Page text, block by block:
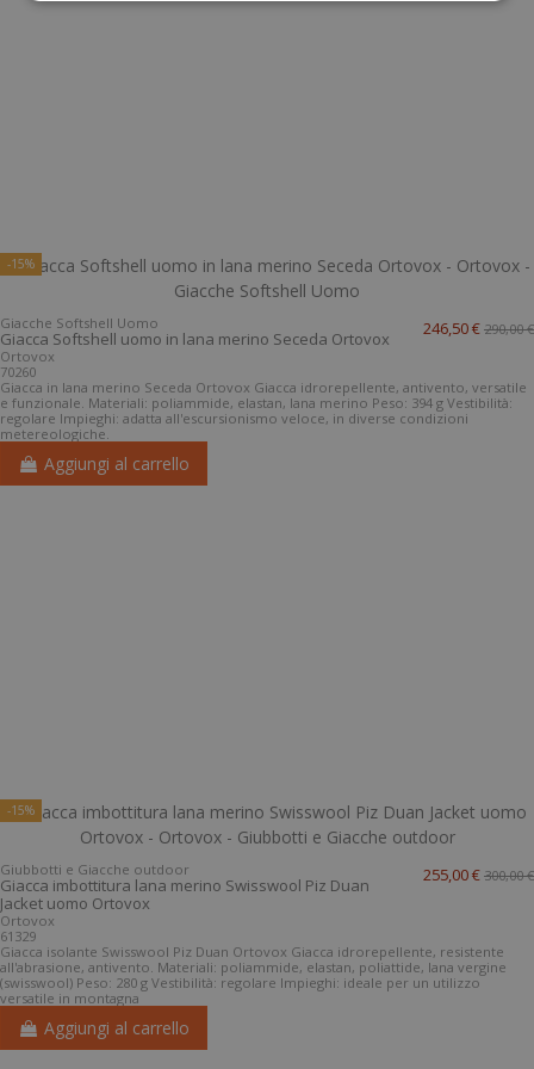
-15%
Giacche Softshell Uomo
Giacca Softshell uomo in lana merino Seceda Ortovox
Ortovox
70260
246,50 € 290,00 €
Giacca in lana merino Seceda Ortovox Giacca idrorepellente, antivento, versatile
e funzionale. Materiali: poliammide, elastan, lana merino Peso: 394 g Vestibilità:
regolare Impieghi: adatta all'escursionismo veloce, in diverse condizioni
metereologiche.
Aggiungi al carrello
-15%
Giubbotti e Giacche outdoor
Giacca imbottitura lana merino Swisswool Piz Duan
Jacket uomo Ortovox
Ortovox
61329
255,00 € 300,00 €
Giacca isolante Swisswool Piz Duan Ortovox Giacca idrorepellente, resistente
all'abrasione, antivento. Materiali: poliammide, elastan, poliattide, lana vergine
(swisswool) Peso: 280 g Vestibilità: regolare Impieghi: ideale per un utilizzo
versatile in montagna
Aggiungi al carrello